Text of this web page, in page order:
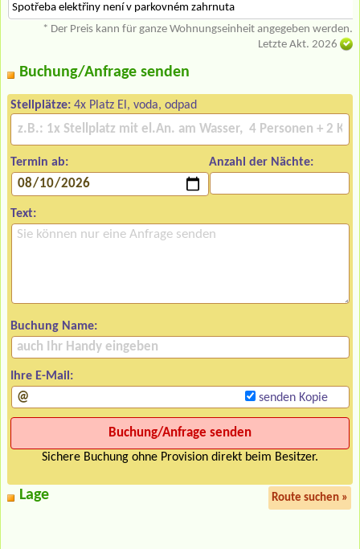
Spotřeba elektřiny není v parkovném zahrnuta
* Der Preis kann für ganze Wohnungseinheit angegeben werden.
Letzte Akt. 2026
Buchung/Anfrage senden
Stellplätze: 4x Platz El, voda, odpad
Termin ab: Anzahl der Nächte:
Text:
Buchung Name:
Ihre E-Mail:
senden Kopie
Sichere Buchung ohne Provision direkt beim Besitzer.
Lage Route suchen »